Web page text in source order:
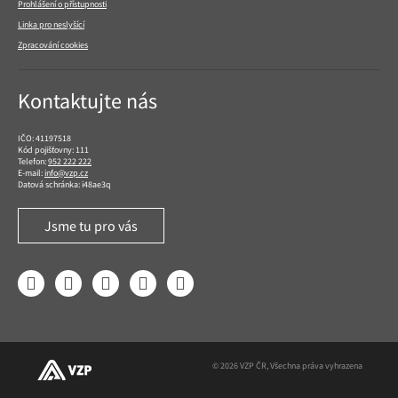
Prohlášení o přístupnosti
Linka pro neslyšící
Zpracování cookies
Kontaktujte nás
IČO: 41197518
Kód pojišťovny: 111
Telefon:952 222 222
E-mail:info@vzp.cz
Datová schránka: i48ae3q
Jsme tu pro vás
FacebookLinkedIn YouTube InstagramTwitter
© 2026 VZP ČR, Všechna práva vyhrazena